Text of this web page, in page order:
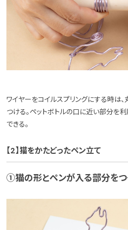
ワイヤーをコイルスプリングにする時は
つける。ペットボトルの口に近い部分を
できる。
【2】猫をかたどったペン立て
①猫の形とペンが入る部分をつ